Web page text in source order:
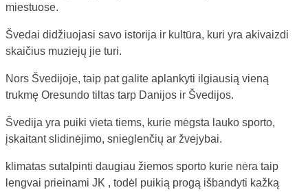
miestuose.
Švedai didžiuojasi savo istorija ir kultūra, kuri yra akivaizdi
skaičius muziejų jie turi.
Nors Švedijoje, taip pat galite aplankyti ilgiausią vieną
trukmę Oresundo tiltas tarp Danijos ir Švedijos.
Švedija yra puiki vieta tiems, kurie mėgsta lauko sporto,
įskaitant slidinėjimo, snieglenčių ar žvejybai.
klimatas sutalpinti daugiau žiemos sporto kurie nėra taip
lengvai prieinami JK , todėl puikią progą išbandyti kažką